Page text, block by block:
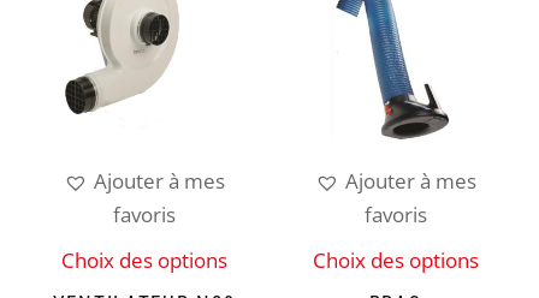
Ajouter à mes
favoris
Choix des options
Ajouter à mes
favoris
Choix des options